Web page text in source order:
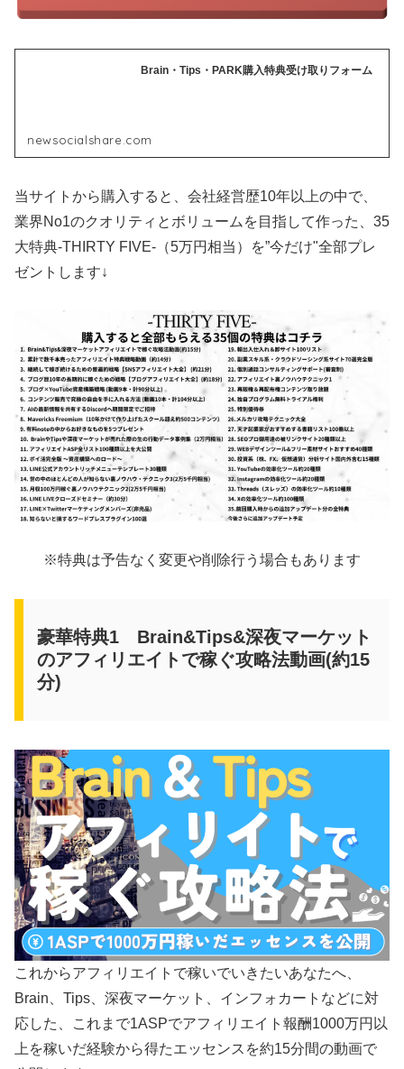
Brain・Tips・PARK購入特典受け取りフォーム
newsocialshare.com
当サイトから購入すると、会社経営歴10年以上の中で、
業界No1のクオリティとボリュームを目指して作った、35
大特典-THIRTY FIVE-（5万円相当）を”今だけ"全部プレ
ゼントします↓
※特典は予告なく変更や削除行う場合もあります
豪華特典1 Brain&Tips&深夜マーケット
のアフィリエイトで稼ぐ攻略法動画(約15
分)
これからアフィリエイトで稼いでいきたいあなたへ、
Brain、Tips、深夜マーケット、インフォカートなどに対
応した、これまで1ASPでアフィリエイト報酬1000万円以
上を稼いだ経験から得たエッセンスを約15分間の動画で